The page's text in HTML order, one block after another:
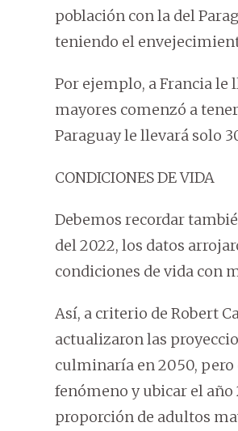
población con la del
teniendo el
Por ejemplo, a Francia le
mayores comenzó a
Paraguay le llevará solo
CONDICIONES DE VIDA
Debemos recordar
del 2022, los datos
condiciones de vida con
Así, a criterio de Robert
actualizaron las
culminaría en 2050, pero
fenómeno y ubicar el
proporción de adultos